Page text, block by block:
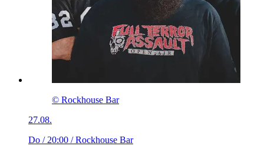
© Rockhouse Bar
27.08.
Do / 20:00 / Rockhouse Bar